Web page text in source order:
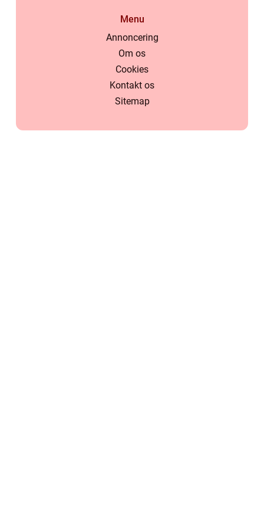
Menu
Annoncering
Om os
Cookies
Kontakt os
Sitemap